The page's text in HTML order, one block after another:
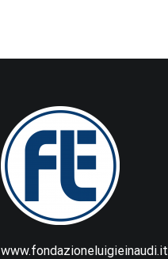
www.fondazioneluigieinaudi.it